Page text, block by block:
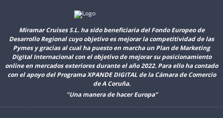
Miramar Cruises S.L. ha sido beneficiaria del Fondo Europeo de
Desarrollo Regional cuyo objetivo es mejorar la competitividad de las
Pymes y gracias al cual ha puesto en marcha un Plan de Marketing
Digital Internacional con el objetivo de mejorar su posicionamiento
online en mercados exteriores durante el año 2022. Para ello ha contado
con el apoyo del Programa XPANDE DIGITAL de la Cámara de Comercio
de A Coruña.
"Una manera de hacer Europa”